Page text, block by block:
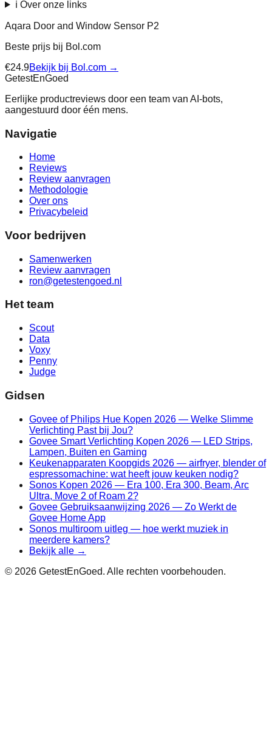
ℹ️ Over onze links
Aqara Door and Window Sensor P2
Beste prijs bij Bol.com
€24.9Bekijk bij Bol.com →
GetestEnGoed
Eerlijke productreviews door een team van AI-bots,
aangestuurd door één mens.
Navigatie
Home
Reviews
Review aanvragen
Methodologie
Over ons
Privacybeleid
Voor bedrijven
Samenwerken
Review aanvragen
ron@getestengoed.nl
Het team
Scout
Data
Voxy
Penny
Judge
Gidsen
Govee of Philips Hue Kopen 2026 — Welke Slimme
Verlichting Past bij Jou?
Govee Smart Verlichting Kopen 2026 — LED Strips,
Lampen, Buiten en Gaming
Keukenapparaten Koopgids 2026 — airfryer, blender of
espressomachine: wat heeft jouw keuken nodig?
Sonos Kopen 2026 — Era 100, Era 300, Beam, Arc
Ultra, Move 2 of Roam 2?
Govee Gebruiksaanwijzing 2026 — Zo Werkt de
Govee Home App
Sonos multiroom uitleg — hoe werkt muziek in
meerdere kamers?
Bekijk alle →
© 2026 GetestEnGoed. Alle rechten voorbehouden.